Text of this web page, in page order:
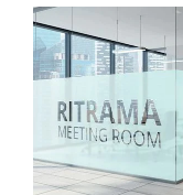
Vinilos Efecto Ácido
Vinilos para decoración de
cristales